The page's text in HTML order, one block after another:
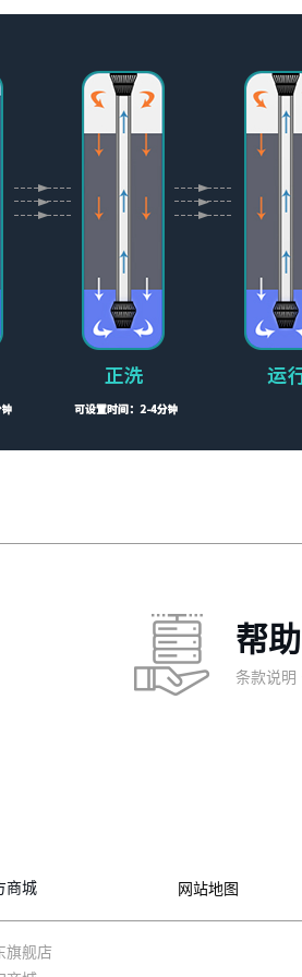
帮
条款说明
商城 网站地图
旗舰店